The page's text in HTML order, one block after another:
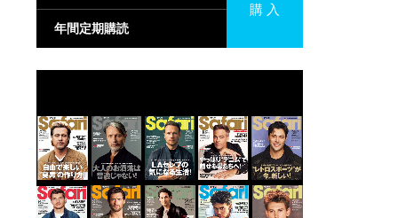
年間定期購読
購 入